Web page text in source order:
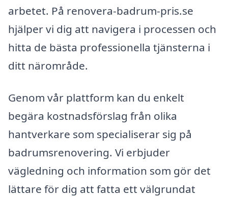
arbetet. På renovera-badrum-pris.se
hjälper vi dig att navigera i processen och
hitta de bästa professionella tjänsterna i
ditt närområde.
Genom vår plattform kan du enkelt
begära kostnadsförslag från olika
hantverkare som specialiserar sig på
badrumsrenovering. Vi erbjuder
vägledning och information som gör det
lättare för dig att fatta ett välgrundat